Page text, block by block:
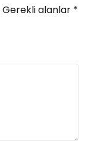
Gerekli alanlar *